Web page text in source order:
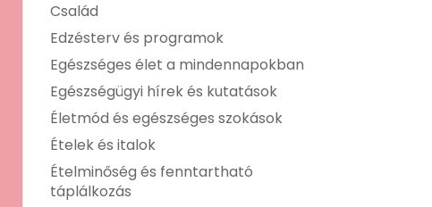
Család
Edzésterv és programok
Egészséges élet a mindennapokban
Egészségügyi hírek és kutatások
Életmód és egészséges szokások
Ételek és italok
Ételminőség és fenntartható
táplálkozás